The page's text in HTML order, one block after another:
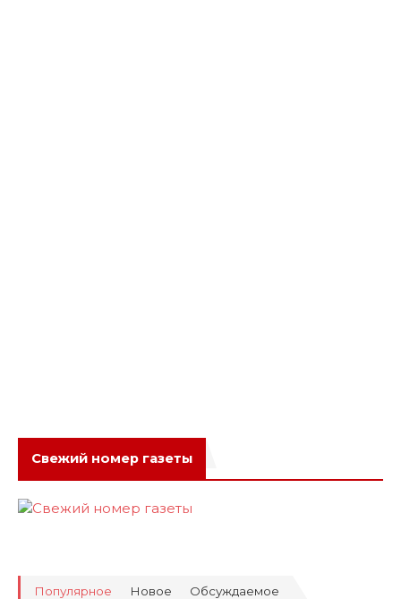
Свежий номер газеты
Популярное Новое Обсуждаемое